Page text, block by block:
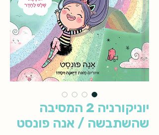
יוניקורניה 2 המסיבה
שהשתבשה / אנה פונסט